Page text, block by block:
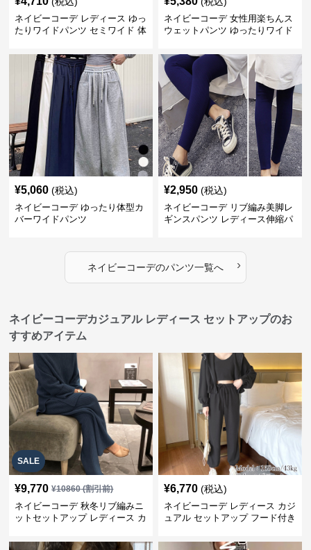
ネイビーコーデ レディース ゆっ
たりワイドパンツ セミワイド 体
ネイビーコーデ 女性用楽ちんス
ウェットパンツ ゆったりワイド
¥5,060 (税込)
ネイビーコーデ ゆったり体型カ
バーワイドパンツ
¥2,950 (税込)
ネイビーコーデ リブ編み美脚レ
ギンスパンツ レディース伸縮パ
ネイビーコーデのパンツ一覧へ ›
ネイビーコーデカジュアル レディース セットアップのお
すすめアイテム
SALE
¥9,770 ¥10860(割引前)
ネイビーコーデ 秋冬リブ編みニ
ットセットアップ レディース カ
¥6,770 (税込)
ネイビーコーデ レディース カジ
ュアル セットアップ フード付き